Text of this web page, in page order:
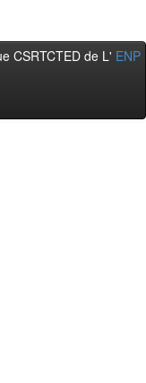
CSRTCTED de L' ENP